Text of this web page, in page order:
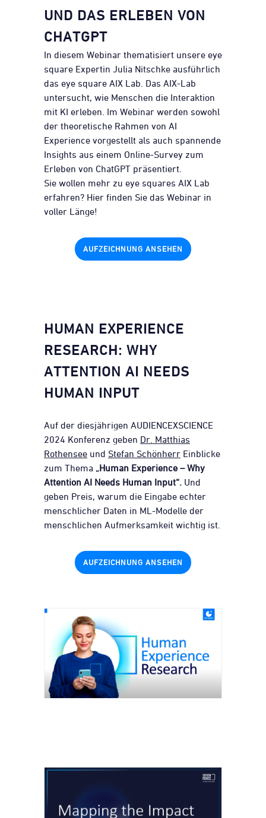
UND DAS ERLEBEN VON
CHATGPT
In diesem Webinar thematisiert unsere eye
square Expertin Julia Nitschke ausführlich
das eye square AIX Lab. Das AIX-Lab
untersucht, wie Menschen die Interaktion
mit KI erleben. Im Webinar werden sowohl
der theoretische Rahmen von AI
Experience vorgestellt als auch spannende
Insights aus einem Online-Survey zum
Erleben von ChatGPT präsentiert.
Sie wollen mehr zu eye squares AIX Lab
erfahren? Hier finden Sie das Webinar in
voller Länge!
AUFZEICHNUNG ANSEHEN
HUMAN EXPERIENCE
RESEARCH: WHY
ATTENTION AI NEEDS
HUMAN INPUT
Auf der diesjährigen AUDIENCEXSCIENCE
2024 Konferenz geben Dr. Matthias
Rothensee und Stefan Schönherr Einblicke
zum Thema „Human Experience – Why
Attention AI Needs Human Input“. Und
geben Preis, warum die Eingabe echter
menschlicher Daten in ML-Modelle der
menschlichen Aufmerksamkeit wichtig ist.
AUFZEICHNUNG ANSEHEN